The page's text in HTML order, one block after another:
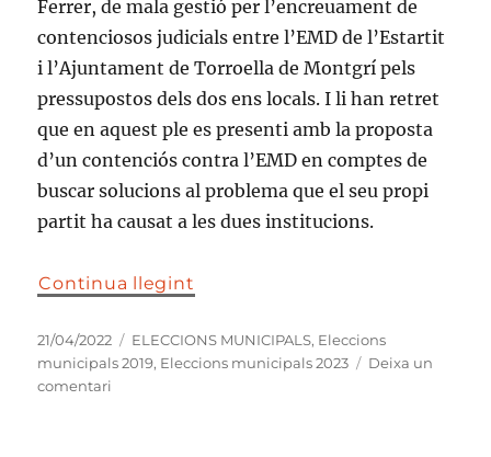
Ferrer, de mala gestió per l’encreuament de
contenciosos judicials entre l’EMD de l’Estartit
i l’Ajuntament de Torroella de Montgrí pels
pressupostos dels dos ens locals. I li han retret
que en aquest ple es presenti amb la proposta
d’un contenciós contra l’EMD en comptes de
buscar solucions al problema que el seu propi
partit ha causat a les dues institucions.
Continua llegint
Publicat
el
21/04/2022 Categories
ELECCIONS MUNICIPALS, Eleccions
municipals 2019, Eleccions municipals 2023
Deixa un
comentari